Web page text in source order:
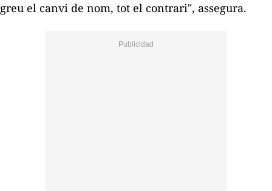
greu el canvi de nom, tot el contrari", assegura.